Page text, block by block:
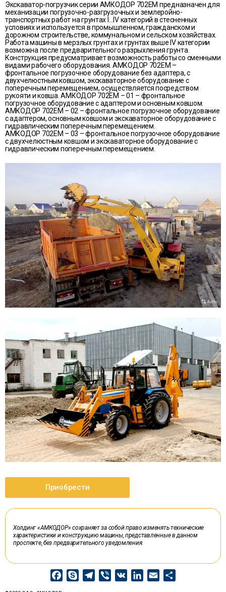
Экскаватор-погрузчик серии АМКОДОР 702ЕМ предназначен для
механизации погрузочно-разгрузочных и землеройно-
транспортных работ на грунтах I…IV категорий в стесненных
условиях и используется в промышленном, гражданском и
дорожном строительстве, коммунальном и сельском хозяйствах.
Работа машины в мерзлых грунтах и грунтах выше IV категории
возможна после предварительного разрыхления грунта.
Конструкция предусматривает возможность работы со сменными
видами рабочего оборудования. АМКОДОР 702ЕМ –
фронтальное погрузочное оборудование без адаптера, с
двухчелюстным ковшом, экскаваторное оборудование с
поперечным перемещением, осуществляется посредством
рукояти и ковша. АМКОДОР 702ЕМ – 01 – фронтальное
погрузочное оборудование с адаптером и основным ковшом.
АМКОДОР 702ЕМ – 02 – фронтальное погрузочное оборудование
с адаптером, основным ковшом и экскаваторное оборудование с
гидравлическим поперечным перемещением.
АМКОДОР 702ЕМ – 03 – фронтальное погрузочное оборудование
с двухчелюстным ковшом и экскаваторное оборудование с
гидравлическим поперечным перемещением.
Приобрести
Холдинг «АМКОДОР» сохраняет за собой право изменять технические
характеристики и конструкцию машины, представленные в данном
проспекте, без предварительного уведомления.